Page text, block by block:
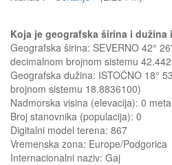
Koja je geografska širina i
Geografska širina: SEVERNO 42°
decimalnom brojnom sistemu
Geografska dužina: ISTOČNO 18°
brojnom sistemu 18.8836100)
Nadmorska visina (elevacija): 0
Broj stanovnika (populacija): 0
Digitalni model terena: 867
Vremenska zona: Europe/Podgorica
Internacionalni naziv: Gaj